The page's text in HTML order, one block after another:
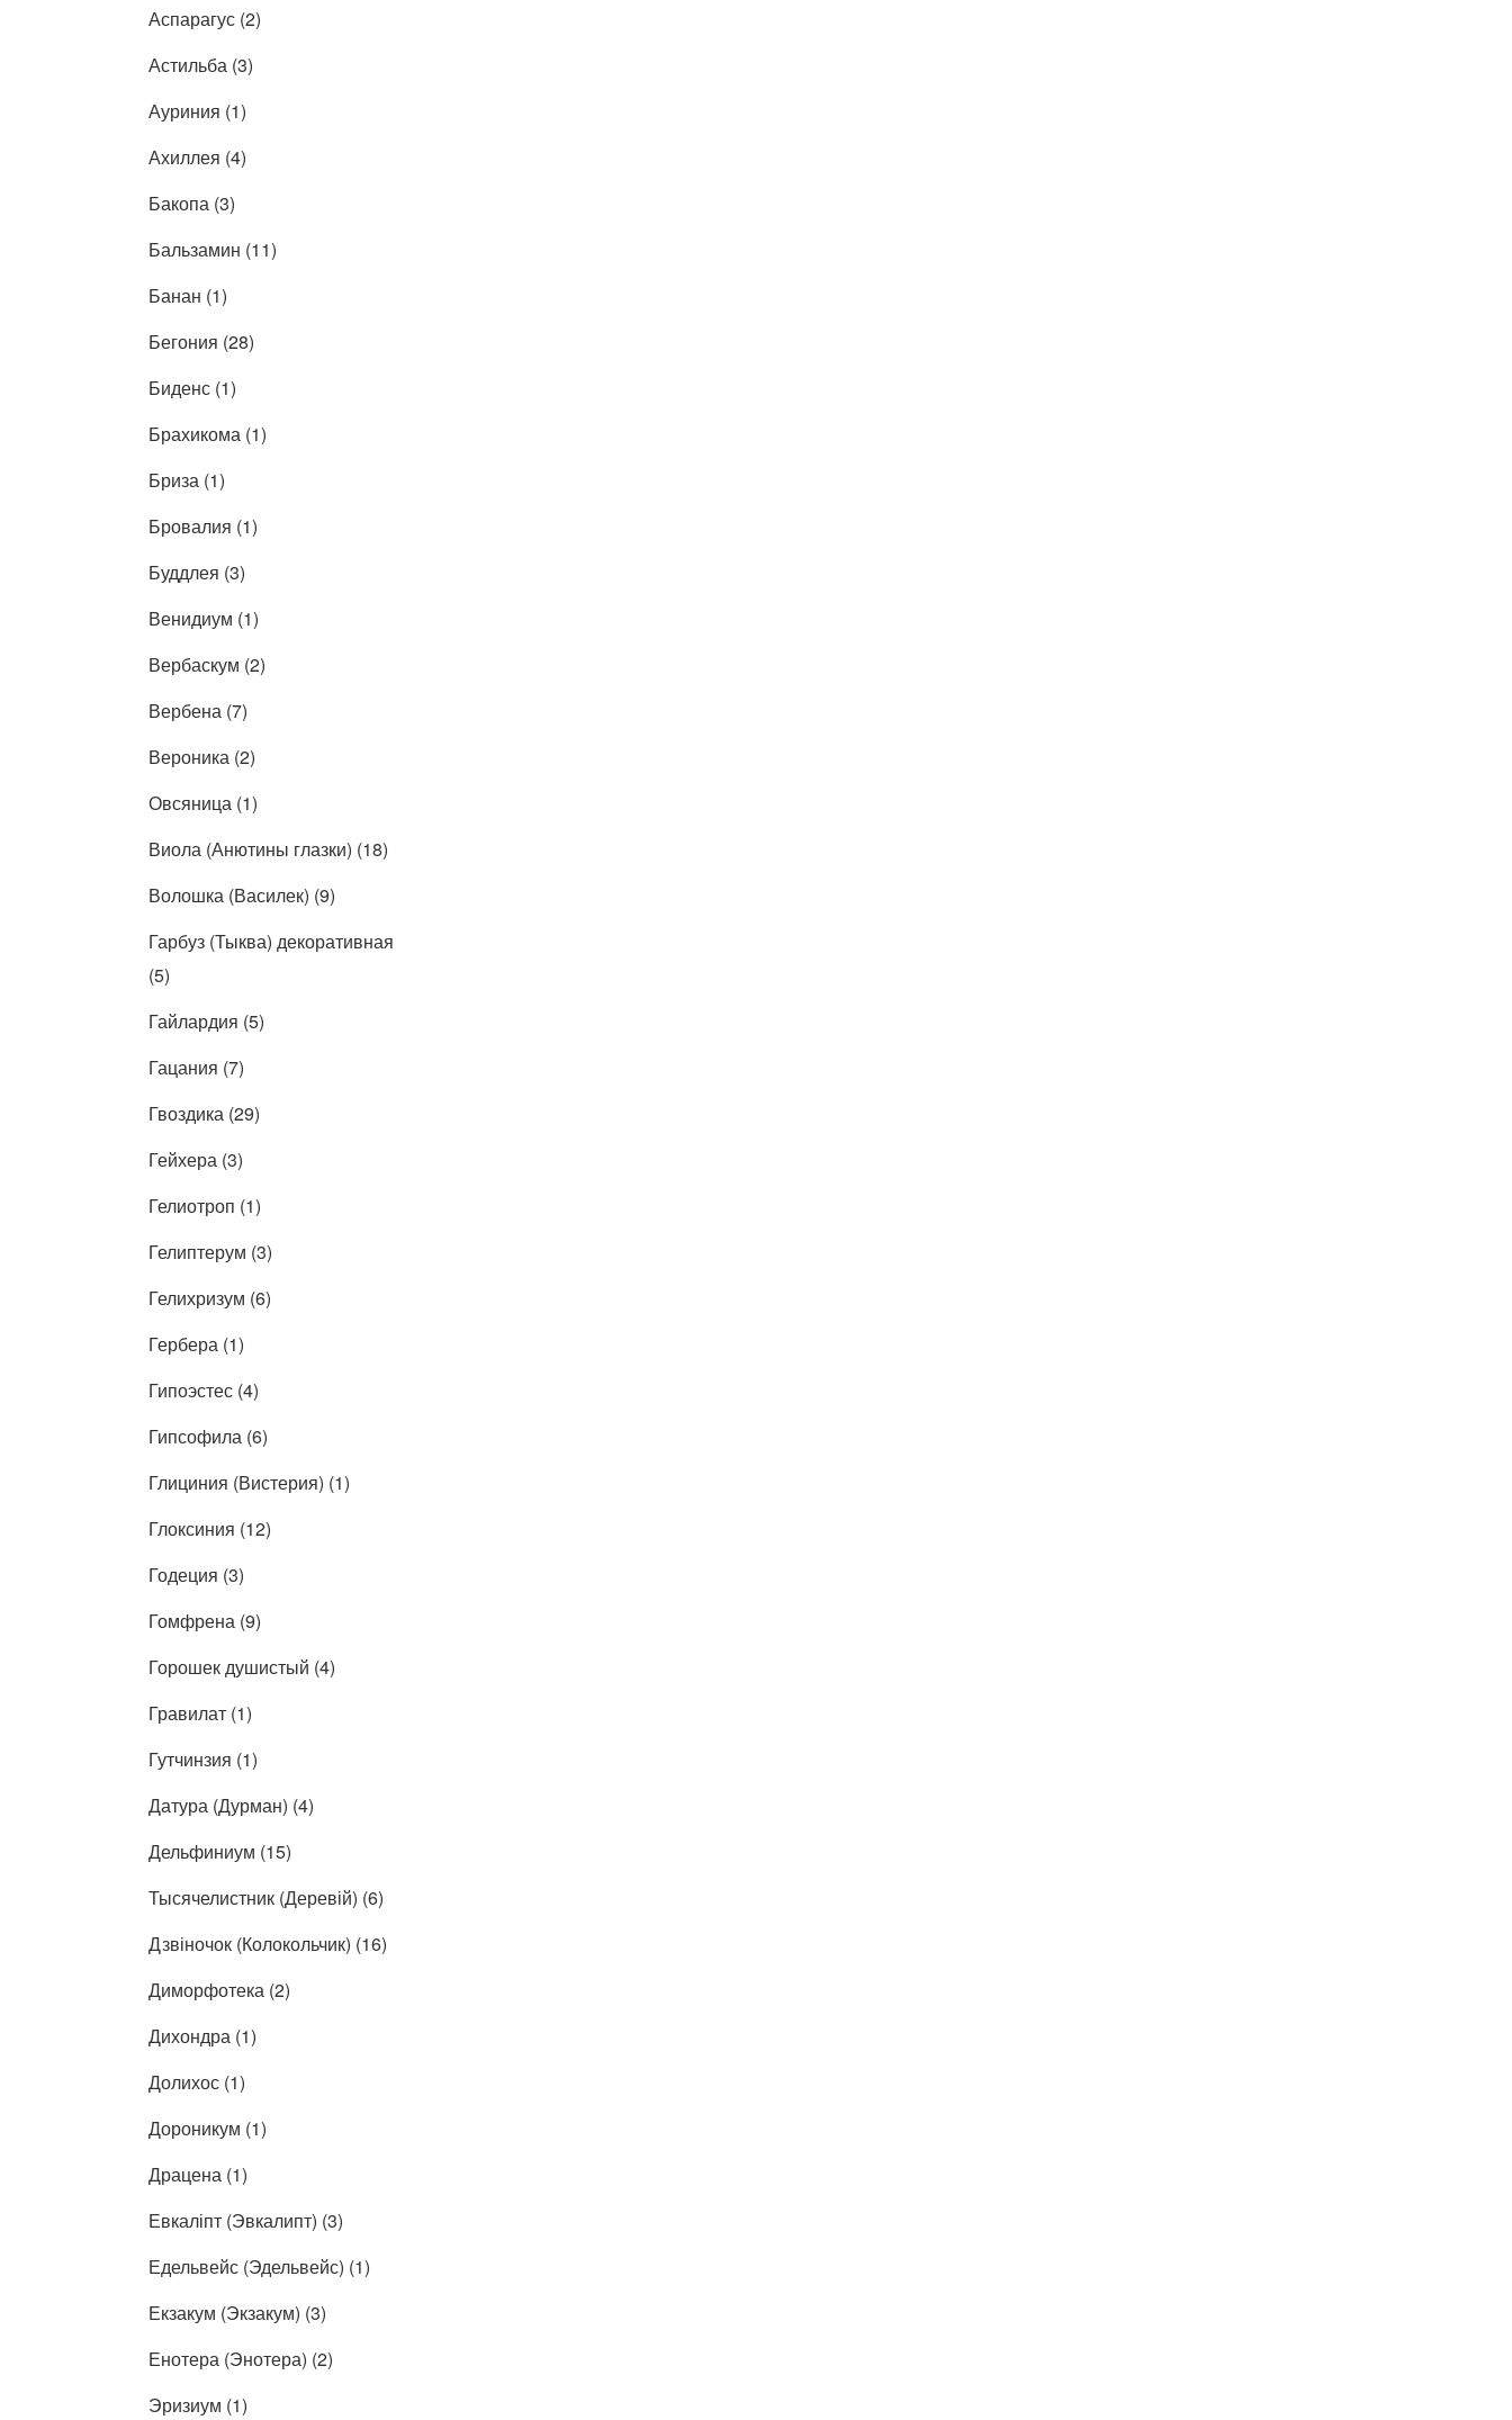
Аспарагус (2)
Астильба (3)
Ауриния (1)
Ахиллея (4)
Бакопа (3)
Бальзамин (11)
Банан (1)
Бегония (28)
Биденс (1)
Брахикома (1)
Бриза (1)
Бровалия (1)
Буддлея (3)
Венидиум (1)
Вербаскум (2)
Вербена (7)
Вероника (2)
Овсяница (1)
Виола (Анютины глазки) (18)
Волошка (Василек) (9)
Гарбуз (Тыква) декоративная
(5)
Гайлардия (5)
Гацания (7)
Гвоздика (29)
Гейхера (3)
Гелиотроп (1)
Гелиптерум (3)
Гелихризум (6)
Гербера (1)
Гипоэстес (4)
Гипсофила (6)
Глициния (Вистерия) (1)
Глоксиния (12)
Годеция (3)
Гомфрена (9)
Горошек душистый (4)
Гравилат (1)
Гутчинзия (1)
Датура (Дурман) (4)
Дельфиниум (15)
Тысячелистник (Деревій) (6)
Дзвіночок (Колокольчик) (16)
Диморфотека (2)
Дихондра (1)
Долихос (1)
Дороникум (1)
Драцена (1)
Евкаліпт (Эвкалипт) (3)
Едельвейс (Эдельвейс) (1)
Екзакум (Экзакум) (3)
Енотера (Энотера) (2)
Эризиум (1)